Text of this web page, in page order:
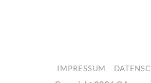
IMPRESSUM